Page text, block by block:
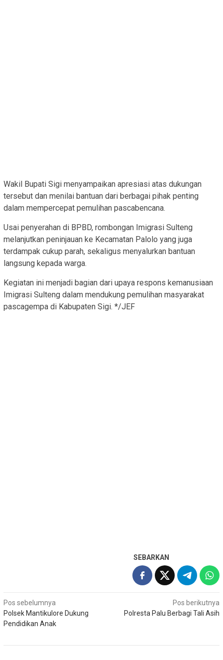
Wakil Bupati Sigi menyampaikan apresiasi atas dukungan
tersebut dan menilai bantuan dari berbagai pihak penting
dalam mempercepat pemulihan pascabencana.
Usai penyerahan di BPBD, rombongan Imigrasi Sulteng
melanjutkan peninjauan ke Kecamatan Palolo yang juga
terdampak cukup parah, sekaligus menyalurkan bantuan
langsung kepada warga.
Kegiatan ini menjadi bagian dari upaya respons kemanusiaan
Imigrasi Sulteng dalam mendukung pemulihan masyarakat
pascagempa di Kabupaten Sigi. */JEF
SEBARKAN
Navigasi
pos
Pos sebelumnya
Polsek Mantikulore Dukung
Pendidikan Anak
Pos berikutnya
Polresta Palu Berbagi Tali Asih